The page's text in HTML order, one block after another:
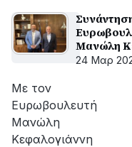
Μανώλη
24 Μαρ
Με τον
Ευρωβουλευτή
Μανώλη
Κεφαλογιάννη